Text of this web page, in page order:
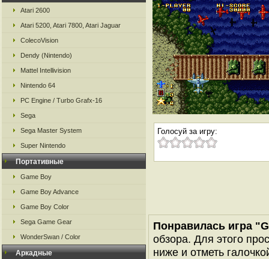
Atari 2600
Atari 5200, Atari 7800, Atari Jaguar
ColecoVision
Dendy (Nintendo)
Mattel Intellivision
Nintendo 64
PC Engine / Turbo Grafx-16
Sega
Sega Master System
Super Nintendo
Портативные
Game Boy
Game Boy Advance
Game Boy Color
Sega Game Gear
WonderSwan / Color
Аркадные
Голосуй за игру:
Понравилась игра
обзора. Для этого
ниже и отметь